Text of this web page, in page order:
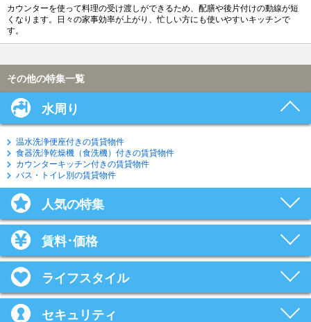
カウンターを使って料理の受け渡しができるため、配膳や後片付けの動線が短
くなります。日々の家事効率が上がり、忙しい方にも使いやすいキッチンで
す。
その他の特集一覧
水周り
温水洗浄便座付きの賃貸物件
食器洗浄乾燥機（食洗機）付きの賃貸物件
カウンターキッチン付きの賃貸物件
バス・トイレ別の賃貸物件
人気の特集
賃料･価格
ライフスタイル
セキュリティ